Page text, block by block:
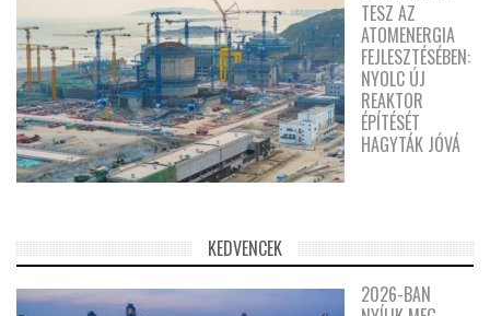
TESZ AZ
ATOMENERGIA
FEJLESZTÉSÉBEN:
NYOLC ÚJ
REAKTOR
ÉPÍTÉSÉT
HAGYTÁK JÓVÁ
KEDVENCEK
2026-BAN